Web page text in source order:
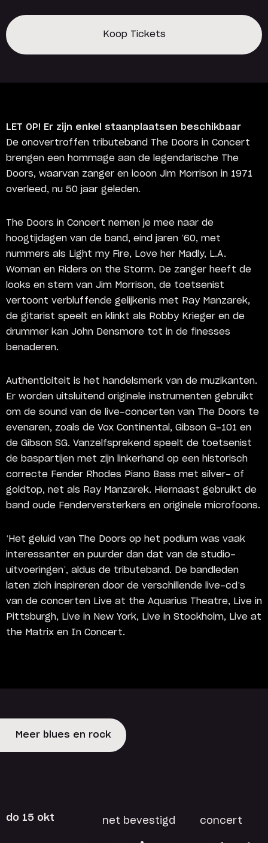
Koop Tickets
Koop Tickets
LET OP! Er zijn enkel staanplaatsen beschikbaar
De onovertroffen tributeband The Doors in Concert
brengen een hommage aan de legendarische The
Doors, waarvan zanger en icoon Jim Morrison in 1971
overleed, nu 50 jaar geleden.
The Doors in Concert nemen je mee naar de
hoogtijdagen van de band, eind jaren ’60, met
nummers als Light my Fire, Love her Madly, L.A.
Woman en Riders on the Storm. De zanger heeft de
looks en stem van Jim Morrison, de toetsenist
vertoont verbluffende gelijkenis met Ray Manzarek,
de gitarist speelt en klinkt als Robby Krieger en de
drummer kan John Densmore tot in de finesses
benaderen.
Authenticiteit is het handelsmerk van de muzikanten.
Er worden uitsluitend originele instrumenten gebruikt
om de sound van de live-concerten van The Doors te
evenaren, zoals de Vox Continental, Gibson G-101 en
de Gibson SG. Vanzelfsprekend speelt de toetsenist
de baspartijen met zijn linkerhand op een historisch
correcte Fender Rhodes Piano Bass met silver- of
goldtop, net als Ray Manzarek. Hiernaast gebruikt de
band oude Fenderversterkers en originele microfoons.
‘Het geluid van The Doors op het podium was vaak
interessanter en puurder dan dat van de studio-
uitvoeringen’, aldus de tributeband. De bandleden
laten zich inspireren door de verschillende live-cd’s
van de concerten Live at the Aquarius Theatre, Live in
Pittsburgh, Live in New York, Live in Stockholm, Live at
the Matrix en In Concert.
Meer blues en rock
do 15 okt net bevestigd concert